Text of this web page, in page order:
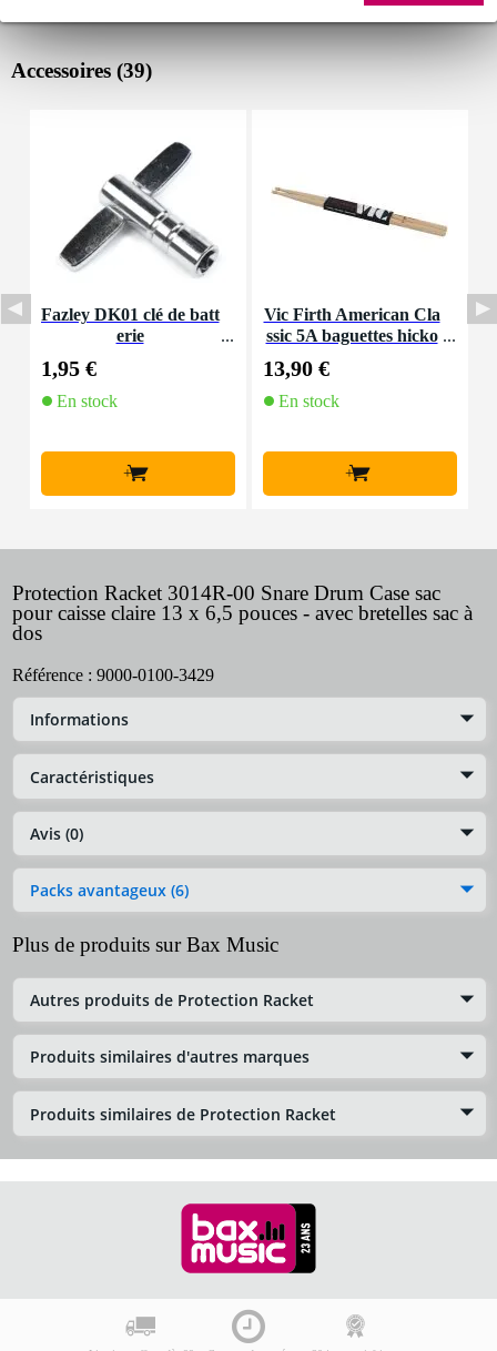
Accessoires (39)
Fazley DK01 clé de batt
erie
1,95 €
En stock
+
Vic Firth American Cla
ssic 5A baguettes hicko
13,90 €
En stock
+
Protection Racket 3014R-00 Snare Drum Case sac
pour caisse claire 13 x 6,5 pouces - avec bretelles sac à
dos
Référence : 9000-0100-3429
Informations
Caractéristiques
Avis (0)
Packs avantageux (6)
Plus de produits sur Bax Music
Autres produits de Protection Racket
Produits similaires d'autres marques
Produits similaires de Protection Racket